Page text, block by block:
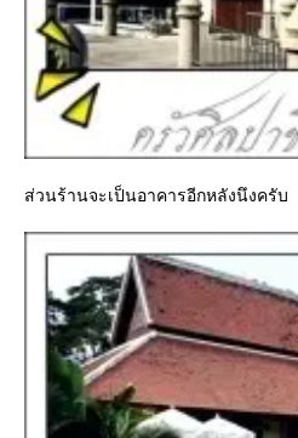
ส่วนร้านจะเป็นอาคารอีกหลังนึงครับ